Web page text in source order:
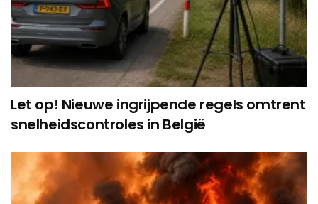
Let op! Nieuwe ingrijpende regels omtrent
snelheidscontroles in België